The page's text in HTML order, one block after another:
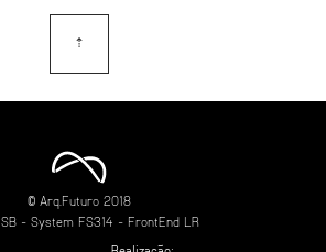
⇡
© Arq.Futuro 2018
SB- System FS314 - FrontEnd LR